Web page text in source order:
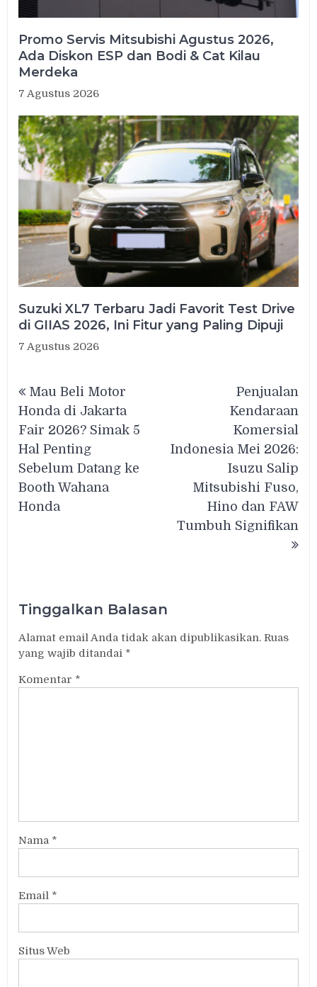
Promo Servis Mitsubishi Agustus 2026,
Ada Diskon ESP dan Bodi & Cat Kilau
Merdeka
7 Agustus 2026
Suzuki XL7 Terbaru Jadi Favorit Test Drive
di GIIAS 2026, Ini Fitur yang Paling Dipuji
7 Agustus 2026
pos
Mau Beli Motor
Honda di Jakarta
Fair 2026? Simak 5
Hal Penting
Sebelum Datang ke
Booth Wahana
Honda
Penjualan
Kendaraan
Komersial
Indonesia Mei 2026:
Isuzu Salip
Mitsubishi Fuso,
Hino dan FAW
Tumbuh Signifikan
Tinggalkan Balasan
Alamat email Anda tidak akan dipublikasikan. Ruas
yang wajib ditandai *
Komentar *
Nama *
Email *
Situs Web